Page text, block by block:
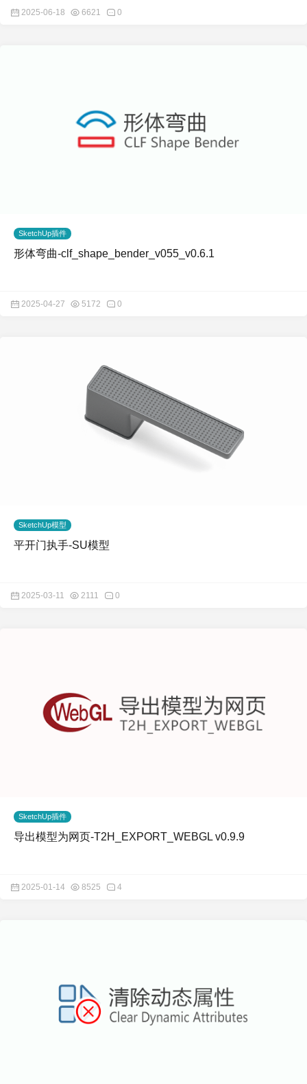
2025-06-18 6621 0
SketchUp插件
形体弯曲-clf_shape_bender_v055_v0.6.1
2025-04-27 5172 0
SketchUp模型
平开门执手-SU模型
2025-03-11 2111 0
SketchUp插件
导出模型为网页-T2H_EXPORT_WEBGL v0.9.9
2025-01-14 8525 4